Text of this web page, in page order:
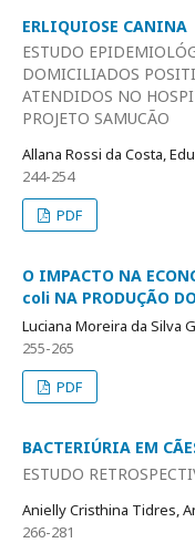
ERLIQUIOSE CANINA
ESTUDO
DOMICILIADOS
ATENDIDOS NO
PROJETO SAMUCÃO
Allana Rossi da Costa,
244-254
PDF
O IMPACTO NA
coli NA PRODUÇÃO
Luciana Moreira da Silva
255-265
PDF
BACTERIÚRIA EM
ESTUDO
Anielly Cristhina Tidres,
266-281